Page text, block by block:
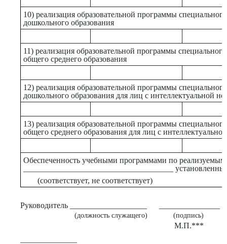
10) реализация образовательной программы
дошкольного образования
11) реализация образовательной программы
общего среднего образования
12) реализация образовательной программы
дошкольного образования для лиц с интеллектуальной
13) реализация образовательной программы
общего среднего образования для лиц с
Обеспеченность учебными программами по
_____________________________________
(соответствует, не соответствует)
Руководитель ___________________
(должность служащего) (подпись)
М.П.***